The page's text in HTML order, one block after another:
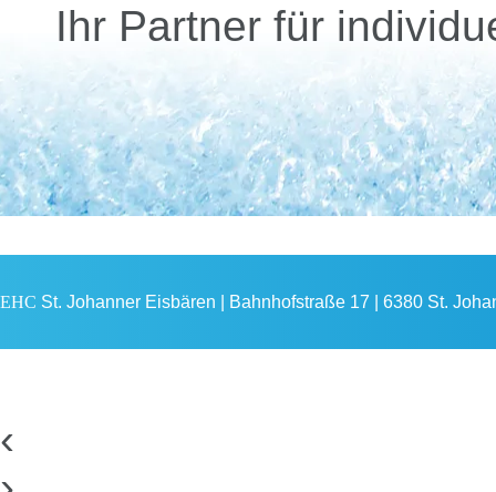
Ihr Partner für
EHC St. Johanner Eisbären | Bahnhofstraße 17 | 6380 St.
‹